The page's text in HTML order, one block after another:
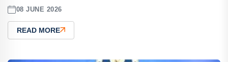
08 JUNE 2026
READ MORE